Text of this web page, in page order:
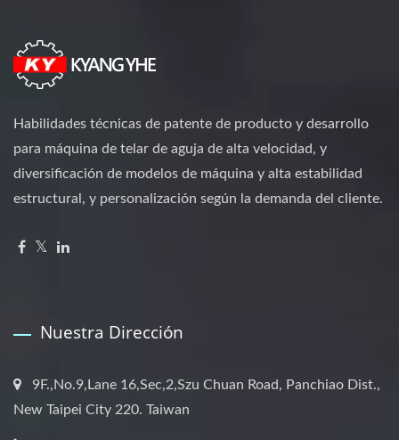
Habilidades técnicas de patente de producto y desarrollo
para máquina de telar de aguja de alta velocidad, y
diversificación de modelos de máquina y alta estabilidad
estructural, y personalización según la demanda del cliente.
Nuestra Dirección
9F.,No.9,Lane 16,Sec,2,Szu Chuan Road, Panchiao Dist.,
New Taipei City 220. Taiwan